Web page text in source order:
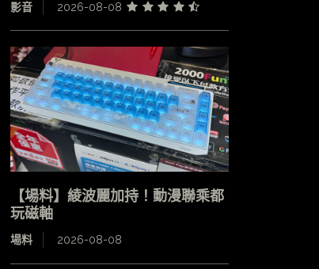
影音 2026-08-08
【場料】綾波麗加持！動漫聯乘都
玩磁軸
場料 2026-08-08